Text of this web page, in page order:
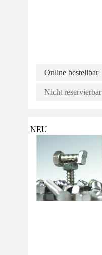
Online bestellbar
Nicht reservierbar
NEU